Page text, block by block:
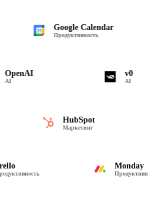
Google Calendar
Продуктивность
v0
AI
HubSpot
Маркетинг
Monday
Продуктивность